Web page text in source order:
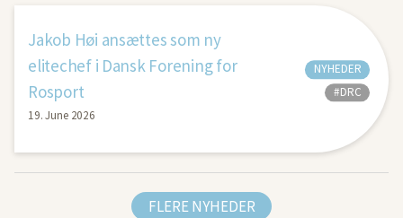
Jakob Høi ansættes som ny
elitechef i Dansk Forening for
Rosport
19. June 2026
NYHEDER
#DRC
FLERE NYHEDER